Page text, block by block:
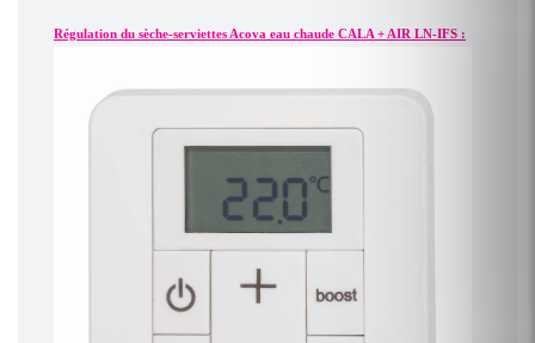
Régulation du sèche-serviettes Acova eau chaude CALA + AIR LN-IFS :